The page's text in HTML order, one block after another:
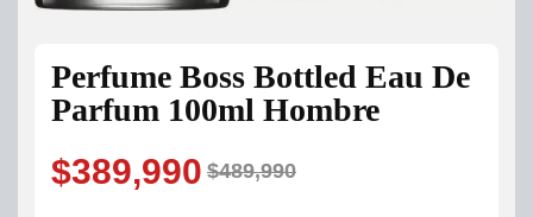
Perfume Boss Bottled Eau De
Parfum 100ml Hombre
$489,990
Original
$389,990
Current